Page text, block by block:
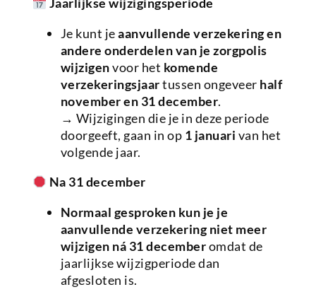
Je kunt jeaanvullende verzekering en
andere onderdelen van je zorgpolis
wijzigenvoor het komende
verzekeringsjaartussen ongeveer half
november en 31 december.
→ Wijzigingen die je in deze periode
doorgeeft, gaan in op 1 januari van het
volgende jaar.
Na 31 december
Normaal gesproken kun je je
aanvullende verzekering niet meer
wijzigen ná 31 decemberomdat de
jaarlijkse wijzigperiode dan
afgesloten is.